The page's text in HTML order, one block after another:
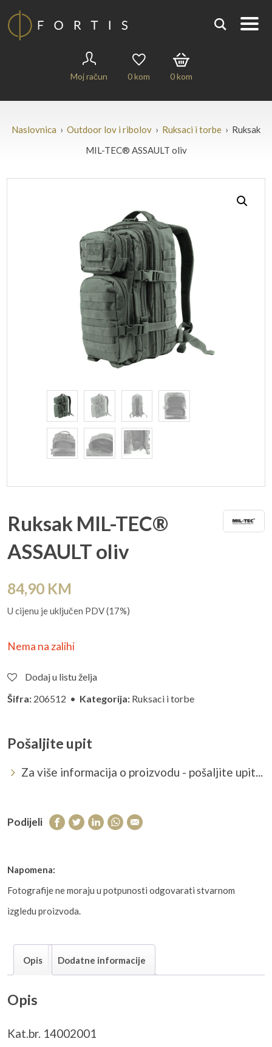
Moj račun 0kom 0kom
Naslovnica › Outdoor lov i ribolov › Ruksaci i torbe › Ruksak
MIL-TEC® ASSAULT oliv
Ruksak MIL-TEC®
ASSAULT oliv
84,90 KM
U cijenu je uključen PDV (17%)
Nema na zalihi
Dodaj u listu želja
Šifra: 206512 • Kategorija: Ruksaci i torbe
Pošaljite upit
Za više informacija o proizvodu - pošaljite upit...
Podijeli
Napomena:
Fotografije ne moraju u potpunosti odgovarati stvarnom
izgledu proizvoda.
Opis Dodatne informacije
Opis
Kat.br. 14002001